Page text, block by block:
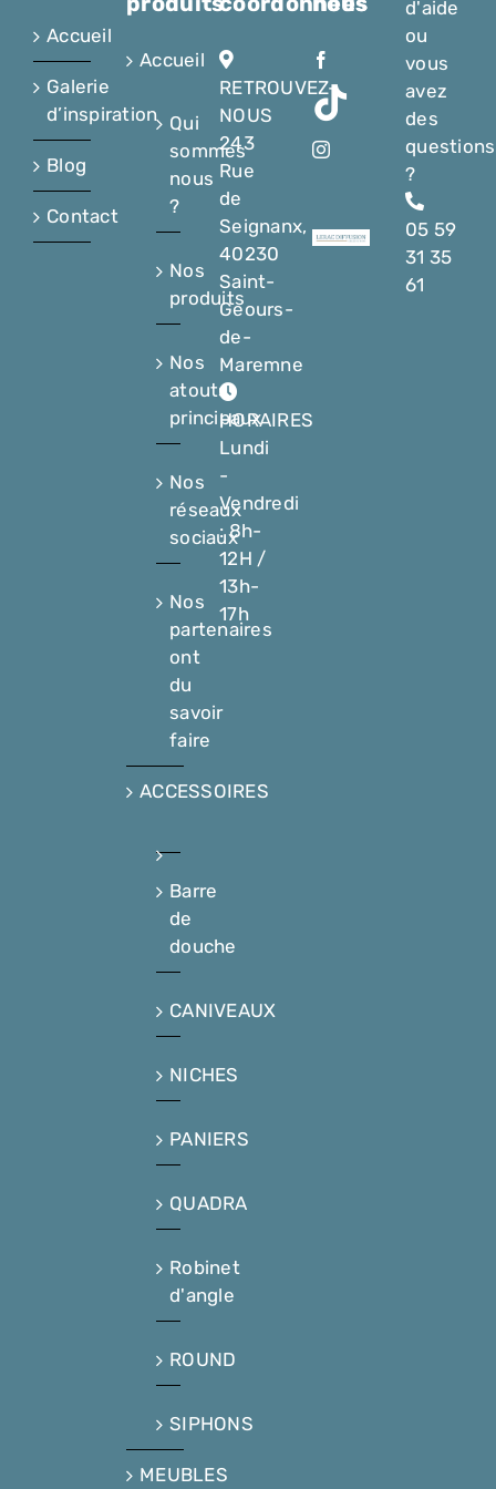
Accueil
Galerie
d’inspiration
Blog
Contact
Accueil
Qui
sommes
nous
?
Nos
produits
Nos
atouts
principaux
Nos
réseaux
sociaux
Nos
partenaires
ont
du
savoir
faire
ACCESSOIRES
Barre
de
douche
CANIVEAUX
NICHES
PANIERS
QUADRA
Robinet
d'angle
ROUND
SIPHONS
MEUBLES
RETROUVEZ-
NOUS
243
Rue
de
Seignanx,
40230
Saint-
Geours-
de-
Maremne
HORAIRES
Lundi
-
Vendredi
: 8h-
12H /
13h-
17h
d'aide
ou
vous
avez
des
questions
?
05 59
31 35
61